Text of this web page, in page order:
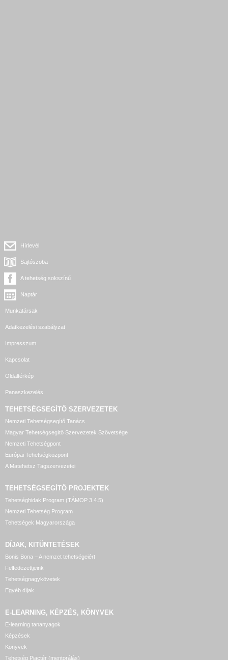
Hírlevél
Sajtószoba
A tehetség sokszínű
Naptár
Munkatársak
Adatkezelési szabályzat
Impresszum
Kapcsolat
Oldaltérkép
Panaszkezelés
TEHETSÉGSEGÍTŐ SZERVEZETEK
Nemzeti Tehetségsegítő Tanács
Magyar Tehetségsegítő Szervezetek Szövetsége
Nemzeti Tehetségpont
Európai Tehetségközpont
A Matehetsz Tagszervezetei
TEHETSÉGSEGÍTŐ PROJEKTEK
Tehetséghidak Program (TÁMOP 3.4.5)
Nemzeti Tehetség Program
Tehetségek Magyarországa
DÍJAK, KITÜNTETÉSEK
Bonis Bona – A nemzet tehetségeiért
Felfedezettjeink
Tehetségnagykövetek
Egyéb díjak
E-LEARNING, KÉPZÉS, KÖNYVEK
E-learning tananyagok
Képzések
Könyvek
Tehetség Piactér (mentorálás)